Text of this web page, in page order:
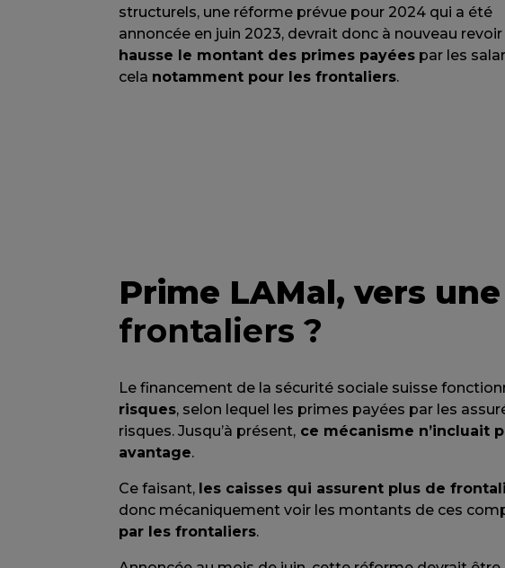
structurels, une réforme prévue pour 2024 qui a été
annoncée en juin 2023, devrait donc à nouveau revoir
hausse le montant des primes payées par les
cela notamment pour les frontaliers.
Prime LAMal, vers
frontaliers ?
Le financement de la sécurité sociale suisse
risques, selon lequel les primes payées par les
risques. Jusqu’à présent, ce mécanisme n’incluait
avantage.
Ce faisant, les caisses qui assurent plus de
donc mécaniquement voir les montants de ces
par les frontaliers.